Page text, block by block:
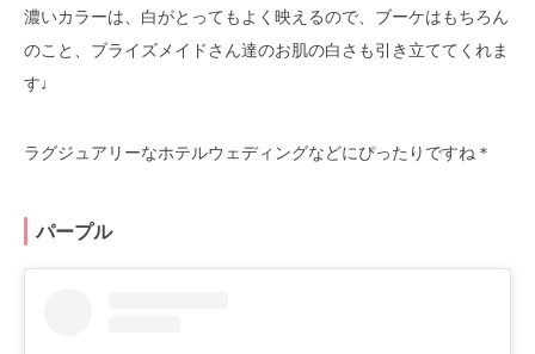
濃いカラーは、白がとってもよく映えるので、ブーケはもちろん
のこと、ブライズメイドさん達のお肌の白さも引き立ててくれま
す♩
ラグジュアリーなホテルウェディングなどにぴったりですね＊
パープル